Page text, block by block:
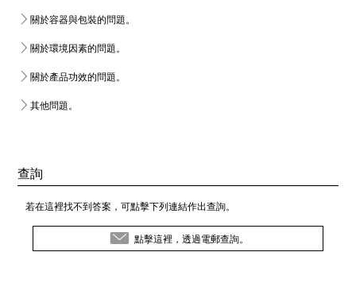
關於容器與包裝的問題。
關於環境因素的問題。
關於產品功效的問題。
其他問題。
查詢
若在這裡找不到答案，可點擊下列連結作出查詢。
點擊這裡，透過電郵查詢。